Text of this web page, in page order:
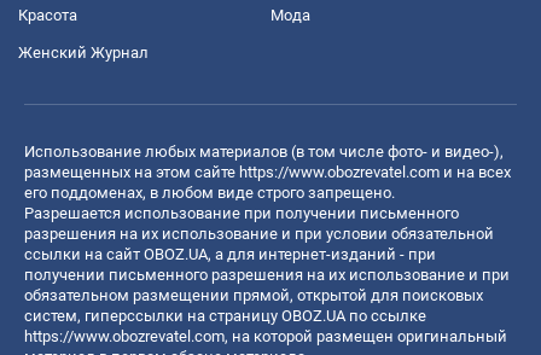
Красота Мода
Женский Журнал
Использование любых материалов (в том числе фото- и видео-),
размещенных на этом сайте https://www.obozrevatel.com и на всех
его поддоменах, в любом виде строго запрещено.
Разрешается использование при получении письменного
разрешения на их использование и при условии обязательной
ссылки на сайт OBOZ.UA, а для интернет-изданий - при
получении письменного разрешения на их использование и при
обязательном размещении прямой, открытой для поисковых
систем, гиперссылки на страницу OBOZ.UA по ссылке
https://www.obozrevatel.com, на которой размещен оригинальный